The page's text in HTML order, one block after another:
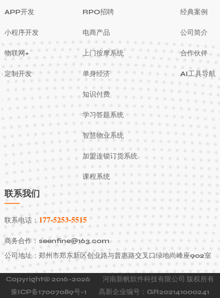
APP开发
小程序开发
物联网+
定制开发
RPO招聘
电商产品
上门按摩系统
单身经济
知识付费
学习答题系统
智慧物业系统
加盟连锁订货系统
课程系统
经典案例
公司简介
合作伙伴
AI工具导航
联系我们
联系电话： 177-5253-5515
商务合作：seenfine@163.com
公司地址：郑州市郑东新区创业路与普惠路交叉口绿地尚峰座902室
Copyright© 2016-2026
河南新帆软件科技有限公司 版权所有
豫ICP备17007089号-1
高新企业编号：GR202141000241